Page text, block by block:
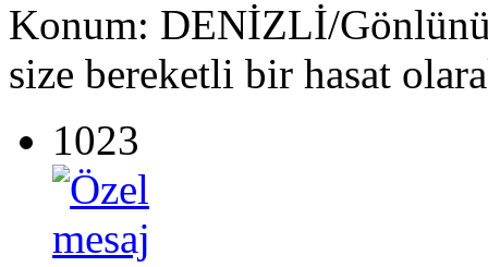
Konum: DENİZLİ/
size bereketli bir hasat
1023